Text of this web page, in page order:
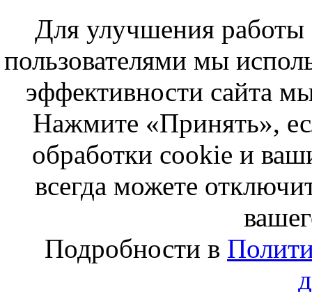
Для улучшения работы
пользователями мы
эффективности сайта
Нажмите «Принять»,
обработки cookie и
всегда можете
Подробности в